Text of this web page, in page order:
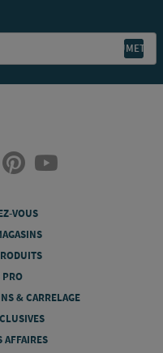
VOUS
PRO
& CARRELAGE